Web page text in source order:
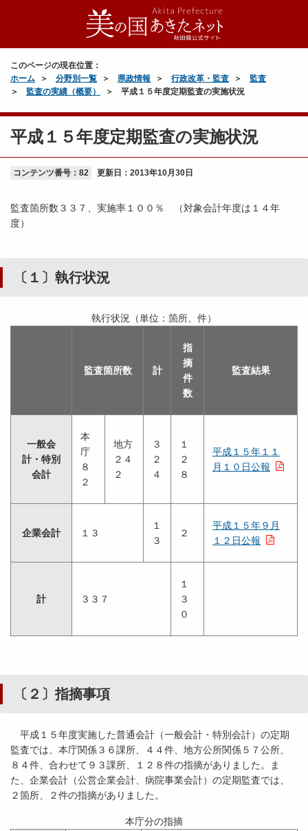
このページの現在位置：
ホーム
分野別一覧 県政情報 行政改革・監査
監査
監査の実績（概要）
平成１５年度定期監査の実施状況
平成１５年度定期監査の実施状況
コンテンツ番号：82 更新日： 2013年10月30日
監査箇所数３３７、実施率１００％ （対象会計年度は１４年
度）
〔１〕執行状況
監査箇所数 計
指
摘
件
数
監査結果
執行状況（単位：箇所、件）
一般会
計・特別
会計
本
庁
８
２
地方
２４
２
３
２
４
１
２
８
平成１５年１１
月１０日公報
企業会計 １３
１
３
２
平成１５年９月
１２日公報
計 ３３７
１
３
０
〔２〕指摘事項
平成１５年度実施した普通会計（一般会計・特別会計）の定期
監査では、本庁関係３６課所、４４件、地方公所関係５７公所、
８４件、合わせて９３課所、１２８件の指摘がありました。ま
た、企業会計（公営企業会計、病院事業会計）の定期監査では、
２箇所、２件の指摘がありました。
本庁分の指摘